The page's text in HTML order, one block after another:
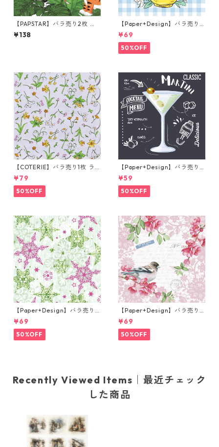
【PAPSTAR】バラ売り2枚 ラ
ンチサイズ ペーパーナプキン
Jungle ホワイト
¥138
【Paper+Design】バラ売り2
枚 ランチサイズ ペーパーナプ
キン Easter Cup ライトブル
ー
¥69
50%OFF
【COTERIE】バラ売り1枚 ラ
ンチサイズ ペーパーナプキン
Guess How Much I Love You
ブルー Anita Jeram アニタ・
ジェラーム
¥79
50%OFF
【Paper+Design】バラ売り2
枚 カクテルサイズ ペーパーナ
プキン Martini ブラック
¥59
50%OFF
【Paper+Design】バラ売り2
枚 ランチサイズ ペーパーナプ
キン DELICATE STARS グリー
ン
¥69
50%OFF
【Paper+Design】バラ売り2
枚 ランチサイズ ペーパーナプ
キン Sweet bird ローズ
¥69
50%OFF
Recently Viewed Items｜最近チェック
した商品